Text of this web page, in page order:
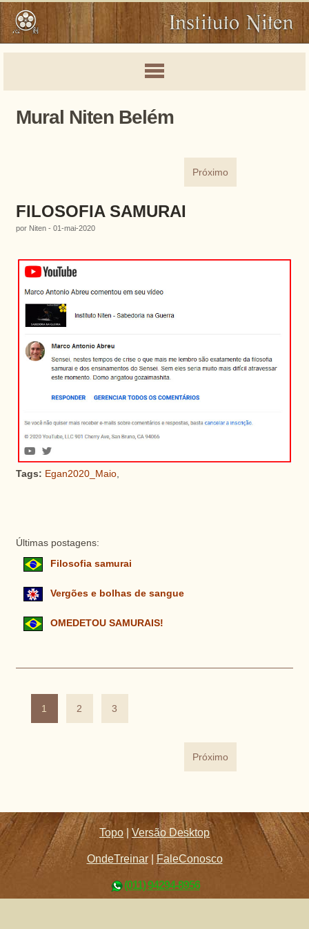
Mural Niten Belém
Próximo
FILOSOFIA SAMURAI
por Niten - 01-mai-2020
Tags: Egan2020_Maio,
Últimas postagens:
Filosofia samurai
Vergões e bolhas de sangue
OMEDETOU SAMURAIS!
1 2 3
Próximo
Topo |Versão Desktop
OndeTreinar| FaleConosco
(011) 94294-8956